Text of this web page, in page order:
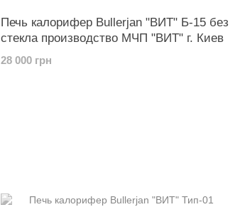
Печь калорифер Bullerjan "ВИТ" Б-15 без
стекла производство МЧП "ВИТ" г. Киев
28 000 грн